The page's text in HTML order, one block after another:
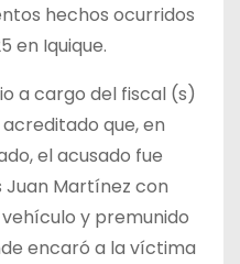
hechos ocurridos
en Iquique.
a cargo del fiscal (s)
que, en
el acusado fue
Juan Martínez con
y premunido
encaró a la víctima